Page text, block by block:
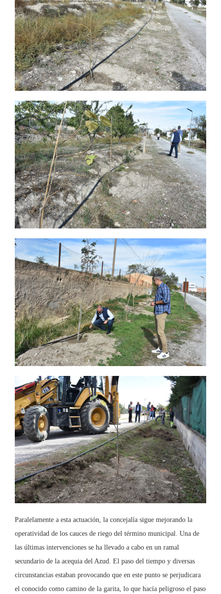
Paralelamente a esta actuación, la concejalía sigue mejorando la
operatividad de los cauces de riego del término municipal. Una de
las últimas intervenciones se ha llevado a cabo en un ramal
secundario de la acequia del Azud. El paso del tiempo y diversas
circunstancias estaban provocando que en este punto se perjudicara
el conocido como camino de la garita, lo que hacía peligroso el paso